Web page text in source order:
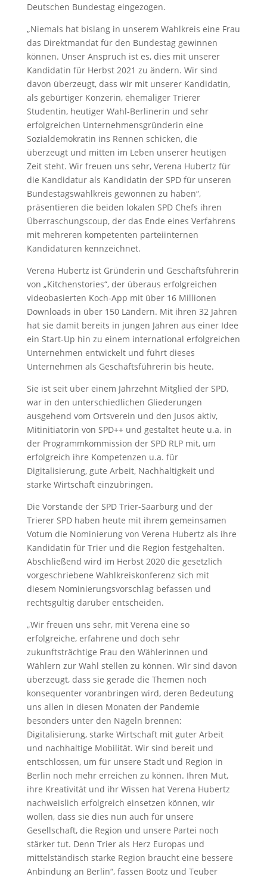
Deutschen Bundestag eingezogen.
„Niemals hat bislang in unserem Wahlkreis eine Frau
das Direktmandat für den Bundestag gewinnen
können. Unser Anspruch ist es, dies mit unserer
Kandidatin für Herbst 2021 zu ändern. Wir sind
davon überzeugt, dass wir mit unserer Kandidatin,
als gebürtiger Konzerin, ehemaliger Trierer
Studentin, heutiger Wahl-Berlinerin und sehr
erfolgreichen Unternehmensgründerin eine
Sozialdemokratin ins Rennen schicken, die
überzeugt und mitten im Leben unserer heutigen
Zeit steht. Wir freuen uns sehr, Verena Hubertz für
die Kandidatur als Kandidatin der SPD für unseren
Bundestagswahlkreis gewonnen zu haben“,
präsentieren die beiden lokalen SPD Chefs ihren
Überraschungscoup, der das Ende eines Verfahrens
mit mehreren kompetenten parteiinternen
Kandidaturen kennzeichnet.
Verena Hubertz ist Gründerin und Geschäftsführerin
von „Kitchenstories“, der überaus erfolgreichen
videobasierten Koch-App mit über 16 Millionen
Downloads in über 150 Ländern. Mit ihren 32 Jahren
hat sie damit bereits in jungen Jahren aus einer Idee
ein Start-Up hin zu einem international erfolgreichen
Unternehmen entwickelt und führt dieses
Unternehmen als Geschäftsführerin bis heute.
Sie ist seit über einem Jahrzehnt Mitglied der SPD,
war in den unterschiedlichen Gliederungen
ausgehend vom Ortsverein und den Jusos aktiv,
Mitinitiatorin von SPD++ und gestaltet heute u.a. in
der Programmkommission der SPD RLP mit, um
erfolgreich ihre Kompetenzen u.a. für
Digitalisierung, gute Arbeit, Nachhaltigkeit und
starke Wirtschaft einzubringen.
Die Vorstände der SPD Trier-Saarburg und der
Trierer SPD haben heute mit ihrem gemeinsamen
Votum die Nominierung von Verena Hubertz als ihre
Kandidatin für Trier und die Region festgehalten.
Abschließend wird im Herbst 2020 die gesetzlich
vorgeschriebene Wahlkreiskonferenz sich mit
diesem Nominierungsvorschlag befassen und
rechtsgültig darüber entscheiden.
„Wir freuen uns sehr, mit Verena eine so
erfolgreiche, erfahrene und doch sehr
zukunftsträchtige Frau den Wählerinnen und
Wählern zur Wahl stellen zu können. Wir sind davon
überzeugt, dass sie gerade die Themen noch
konsequenter voranbringen wird, deren Bedeutung
uns allen in diesen Monaten der Pandemie
besonders unter den Nägeln brennen:
Digitalisierung, starke Wirtschaft mit guter Arbeit
und nachhaltige Mobilität. Wir sind bereit und
entschlossen, um für unsere Stadt und Region in
Berlin noch mehr erreichen zu können. Ihren Mut,
ihre Kreativität und ihr Wissen hat Verena Hubertz
nachweislich erfolgreich einsetzen können, wir
wollen, dass sie dies nun auch für unsere
Gesellschaft, die Region und unsere Partei noch
stärker tut. Denn Trier als Herz Europas und
mittelständisch starke Region braucht eine bessere
Anbindung an Berlin“, fassen Bootz und Teuber